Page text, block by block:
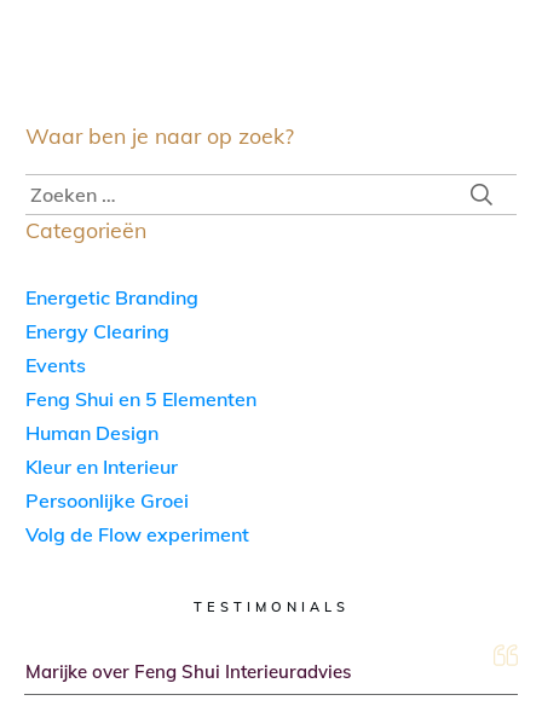
Waar ben je naar op zoek?
Categorieën
Energetic Branding
Energy Clearing
Events
Feng Shui en 5 Elementen
Human Design
Kleur en Interieur
Persoonlijke Groei
Volg de Flow experiment
TESTIMONIALS
Marijke over Feng Shui Interieuradvies